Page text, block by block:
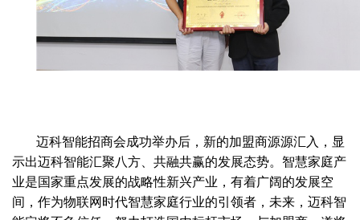
迈科智能招商会成功举办后，新的加盟商源源汇入，显
示出迈科智能汇聚八方、共融共赢的发展态势。智慧家庭产
业是国家重点发展的战略性新兴产业，有着广阔的发展空
间，作为物联网时代智慧家庭行业的引领者，未来，迈科智